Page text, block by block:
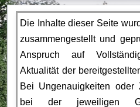
Die Inhalte dieser Seite
zusammengestellt und
Anspruch auf
Aktualität der
Bei Ungenauigkeiten
bei der jeweiligen